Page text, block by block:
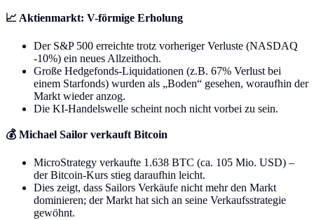
📈 Aktienmarkt: V-förmige Erholung
Der S&P 500 erreichte trotz vorheriger Verluste (NASDAQ
-10%) ein neues Allzeithoch.
Große Hedgefonds-Liquidationen (z.B. 67% Verlust bei
einem Starfonds) wurden als „Boden“ gesehen, woraufhin der
Markt wieder anzog.
Die KI-Handelswelle scheint noch nicht vorbei zu sein.
💰 Michael Sailor verkauft Bitcoin
MicroStrategy verkaufte 1.638 BTC (ca. 105 Mio. USD) –
der Bitcoin-Kurs stieg daraufhin leicht.
Dies zeigt, dass Sailors Verkäufe nicht mehr den Markt
dominieren; der Markt hat sich an seine Verkaufsstrategie
gewöhnt.